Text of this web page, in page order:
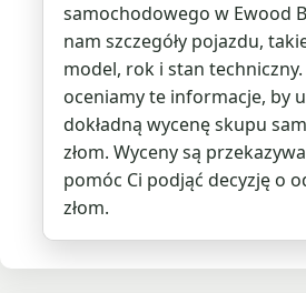
samochodowego w Ewood
nam szczegóły pojazdu,
model, rok i stan
oceniamy te informacje, by
dokładną wycenę skupu
złom. Wyceny są
pomóc Ci podjąć decyzję o
złom.